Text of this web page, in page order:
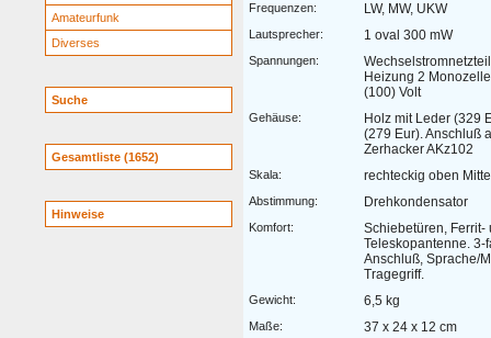
Amateurfunk
Diverses
Suche
Gesamtliste (1652)
Hinweise
Frequenzen: LW, MW, UKW
Lautsprecher: 1 oval 300 mW
Spannungen:
Heizung 2
(100) Volt
Gehäuse:
Holz mit Leder (329
(279 Eur). Anschluß
Zerhacker AKz102
Skala: rechteckig oben Mitte
Abstimmung: Drehkondensator
Komfort:
Schiebetüren, Ferrit-
Teleskopantenne. 3-
Anschluß, Sprache/
Tragegriff.
Gewicht: 6,5 kg
Maße: 37 x 24 x 12 cm